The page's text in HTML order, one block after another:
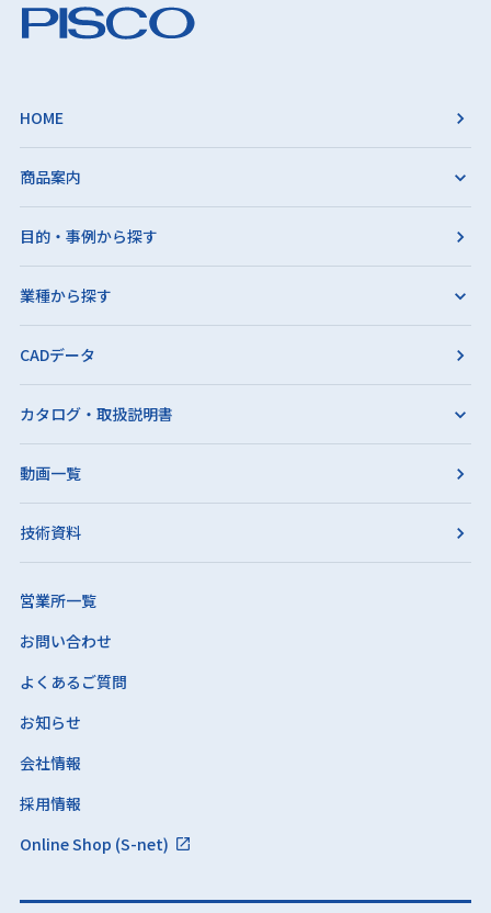
HOME
商品案内
目的・事例から探す
業種から探す
CADデータ
カタログ・取扱説明書
動画一覧
技術資料
営業所一覧
お問い合わせ
よくあるご質問
お知らせ
会社情報
採用情報
Online Shop (S-net)